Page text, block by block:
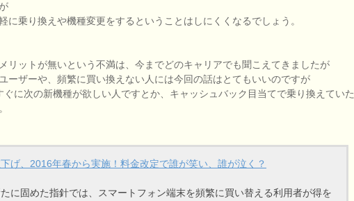
に乗り換えや機種変更をするということはしにくくなるでしょう。
リットが無いという不満は、今までどのキャリアでも聞こえてきましたが
ーザーや、頻繁に買い換えない人には今回の話はとてもいいのですが
ぐに次の新機種が欲しい人ですとか、キャッシュバック目当てで乗り換えていた
げ、2016年春から実施！料金改定で誰が笑い、誰が泣く？
に固めた指針では、スマートフォン端末を頻繁に買い替える利用者が得を